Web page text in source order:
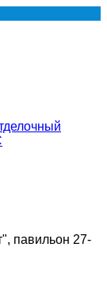
павильон 27-